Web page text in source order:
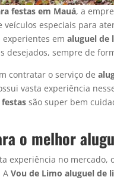
festas em Mauá, a
veículos especiais para
experientes emaluguel de
desejados, sempre de
contratar o serviço de
vasta experiência
são super bem
o melhor
experiência no mercado,
AVou de Limo aluguel de